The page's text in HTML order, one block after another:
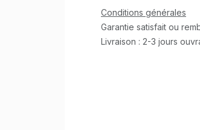
Conditions générales
Garantie satisfait ou
Livraison : 2-3 jours